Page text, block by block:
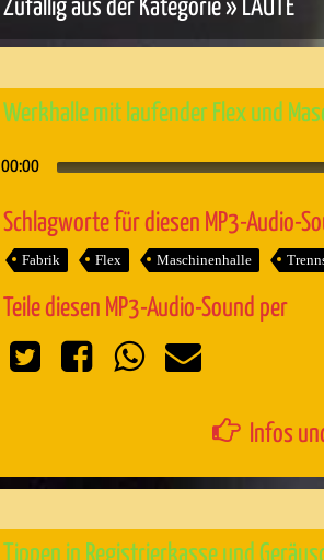
Zufällig aus der Kategorie » LAUTE
Werkhalle mit laufender Flex und
00:00
Schlagworte für diesen MP3-Audio-
Fabrik Flex Maschinenhalle
Teile diesen MP3-Audio-Sound per
Infos
Tippen in Registrierkasse und